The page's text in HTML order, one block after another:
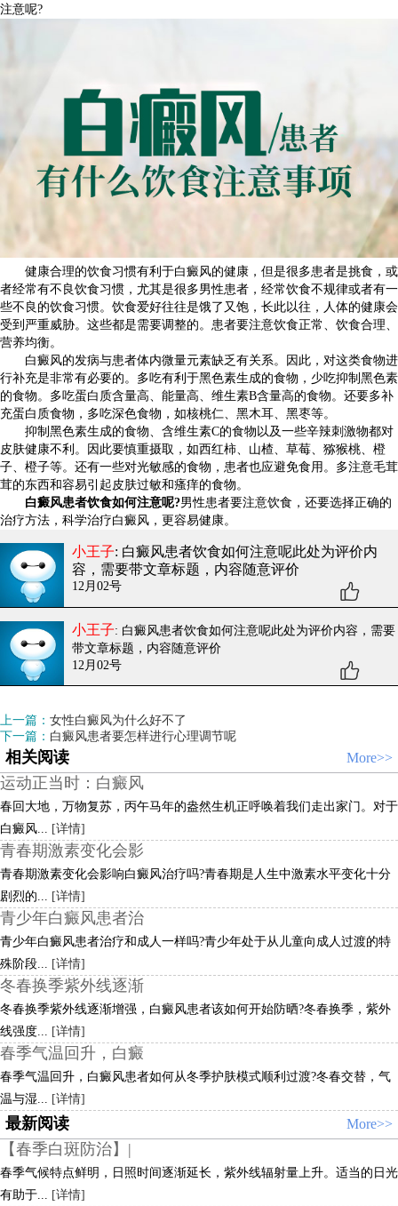
注意呢?
健康合理的饮食习惯有利于白癜风的健康，但是很多患者是挑食，或
者经常有不良饮食习惯，尤其是很多男性患者，经常饮食不规律或者有一
些不良的饮食习惯。饮食爱好往往是饿了又饱，长此以往，人体的健康会
受到严重威胁。这些都是需要调整的。患者要注意饮食正常、饮食合理、
营养均衡。
白癜风的发病与患者体内微量元素缺乏有关系。因此，对这类食物进
行补充是非常有必要的。多吃有利于黑色素生成的食物，少吃抑制黑色素
的食物。多吃蛋白质含量高、能量高、维生素B含量高的食物。还要多补
充蛋白质食物，多吃深色食物，如核桃仁、黑木耳、黑枣等。
抑制黑色素生成的食物、含维生素C的食物以及一些辛辣刺激物都对
皮肤健康不利。因此要慎重摄取，如西红柿、山楂、草莓、猕猴桃、橙
子、橙子等。还有一些对光敏感的食物，患者也应避免食用。多注意毛茸
茸的东西和容易引起皮肤过敏和瘙痒的食物。
白癜风患者饮食如何注意呢?男性患者要注意饮食，还要选择正确的
治疗方法，科学治疗白癜风，更容易健康。
小王子: 白癜风患者饮食如何注意呢此处为评价内
容，需要带文章标题，内容随意评价
12月02号
小王子: 白癜风患者饮食如何注意呢此处为评价内容，需要
带文章标题，内容随意评价
12月02号
上一篇： 女性白癜风为什么好不了
下一篇： 白癜风患者要怎样进行心理调节呢
相关阅读 More>>
运动正当时：白癜风
春回大地，万物复苏，丙午马年的盎然生机正呼唤着我们走出家门。对于
白癜风...
[详情]
青春期激素变化会影
青春期激素变化会影响白癜风治疗吗?青春期是人生中激素水平变化十分
剧烈的...
[详情]
青少年白癜风患者治
青少年白癜风患者治疗和成人一样吗?青少年处于从儿童向成人过渡的特
殊阶段...
[详情]
冬春换季紫外线逐渐
冬春换季紫外线逐渐增强，白癜风患者该如何开始防晒?冬春换季，紫外
线强度...
[详情]
春季气温回升，白癜
春季气温回升，白癜风患者如何从冬季护肤模式顺利过渡?冬春交替，气
温与湿...
[详情]
最新阅读 More>>
【春季白斑防治】|
春季气候特点鲜明，日照时间逐渐延长，紫外线辐射量上升。适当的日光
有助于... [详情]